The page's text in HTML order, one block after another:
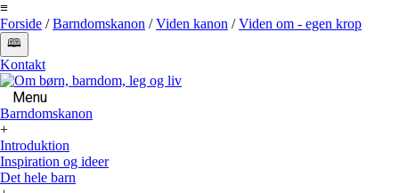
≡
Forside /Barndomskanon /Viden kanon /Viden om - egen krop
🕮
Kontakt
Menu
Barndomskanon
+
Introduktion
Inspiration og ideer
Det hele barn